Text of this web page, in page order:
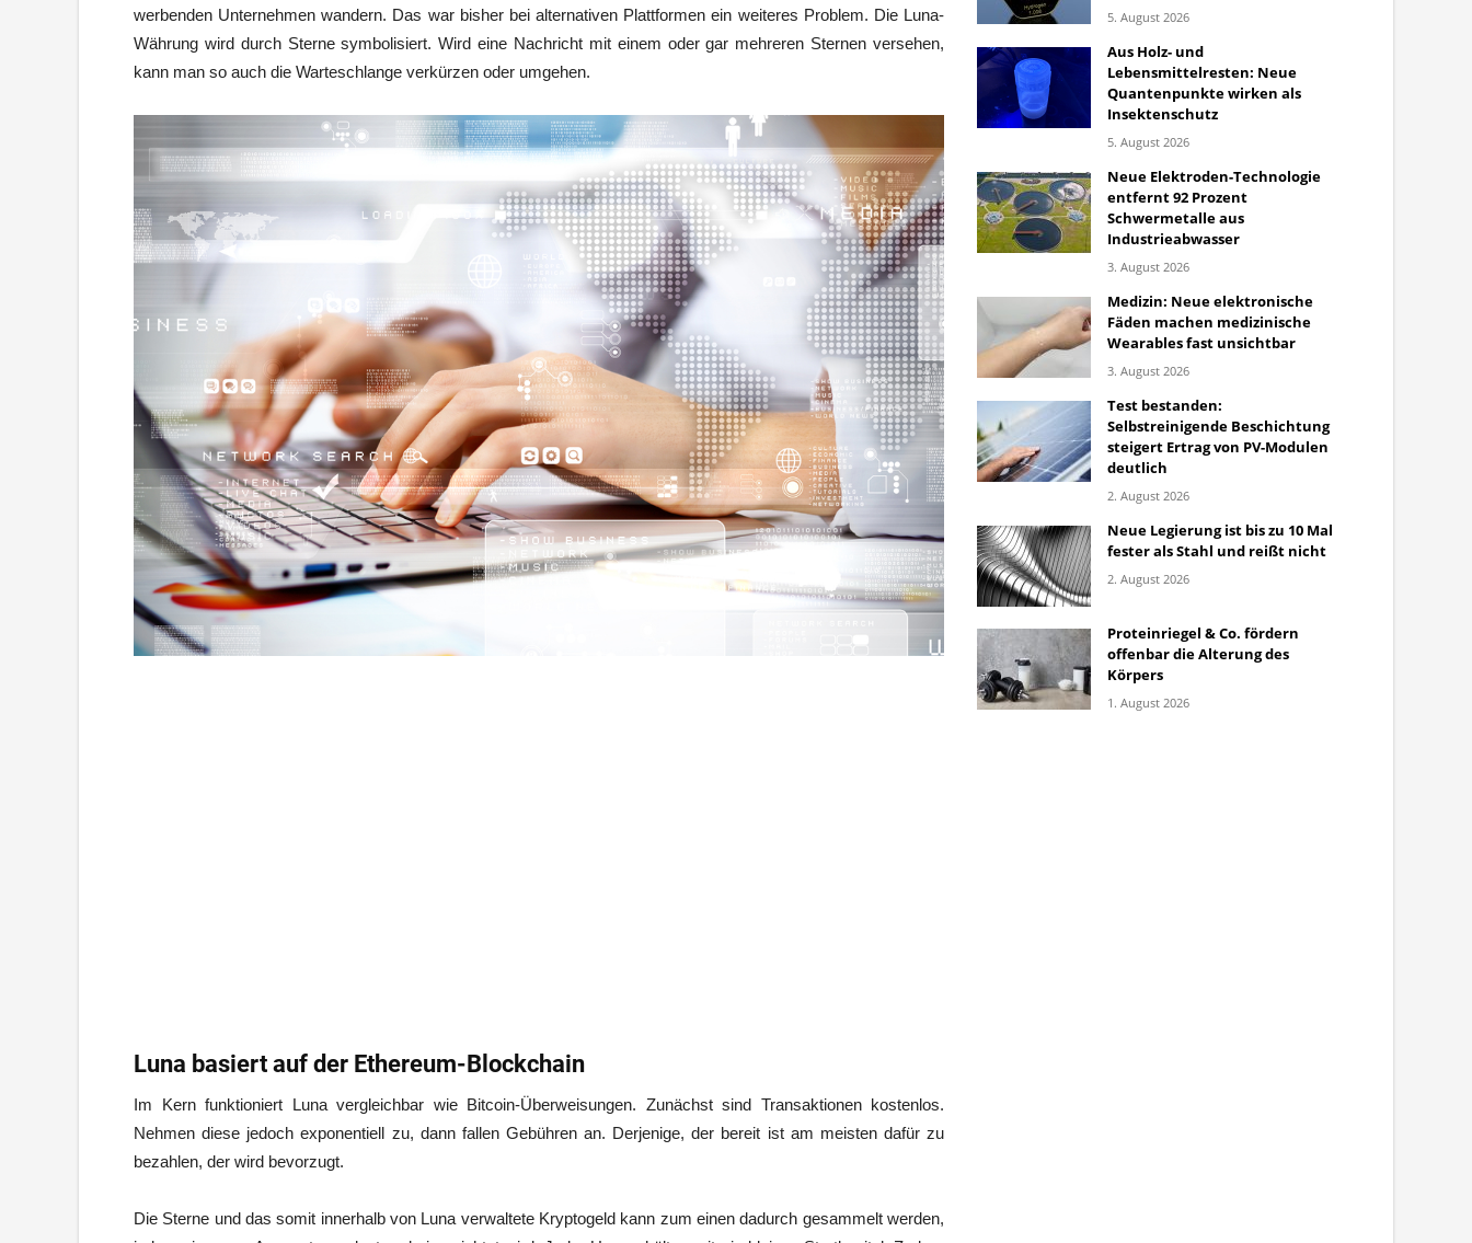
werbenden Unternehmen wandern. Das war bisher bei alternativen Plattformen ein weiteres Problem. Die Luna-
Währung wird durch Sterne symbolisiert. Wird eine Nachricht mit einem oder gar mehreren Sternen versehen,
kann man so auch die Warteschlange verkürzen oder umgehen.
Luna basiert auf der Ethereum-Blockchain
Im Kern funktioniert Luna vergleichbar wie Bitcoin-Überweisungen. Zunächst sind Transaktionen kostenlos.
Nehmen diese jedoch exponentiell zu, dann fallen Gebühren an. Derjenige, der bereit ist am meisten dafür zu
bezahlen, der wird bevorzugt.
Die Sterne und das somit innerhalb von Luna verwaltete Kryptogeld kann zum einen dadurch gesammelt werden,
5. August 2026
Aus Holz- und
Lebensmittelresten: Neue
Quantenpunkte wirken als
Insektenschutz
5. August 2026
Neue Elektroden-Technologie
entfernt 92 Prozent
Schwermetalle aus
Industrieabwasser
3. August 2026
Medizin: Neue elektronische
Fäden machen medizinische
Wearables fast unsichtbar
3. August 2026
Test bestanden:
Selbstreinigende Beschichtung
steigert Ertrag von PV-Modulen
deutlich
2. August 2026
Neue Legierung ist bis zu 10 Mal
fester als Stahl und reißt nicht
2. August 2026
Proteinriegel & Co. fördern
offenbar die Alterung des
Körpers
1. August 2026